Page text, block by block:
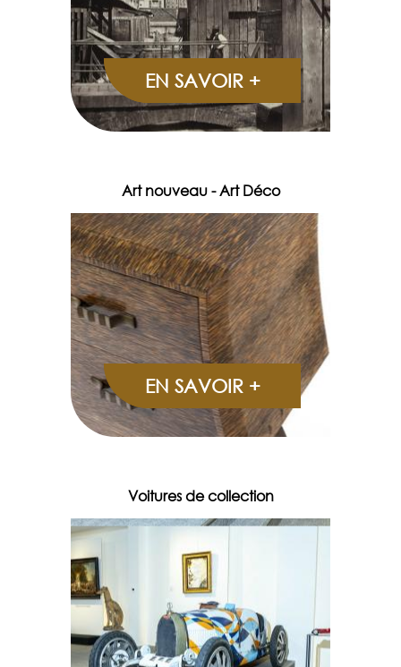
EN SAVOIR +
Art nouveau - Art Déco
EN SAVOIR +
Voitures de collection